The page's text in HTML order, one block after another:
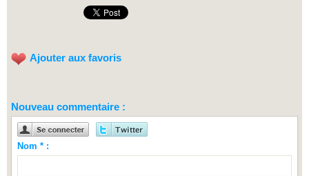
Ajouter aux favoris
Nouveau commentaire :
Nom * :